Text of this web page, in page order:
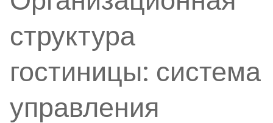
структура
гостиницы: система
управления